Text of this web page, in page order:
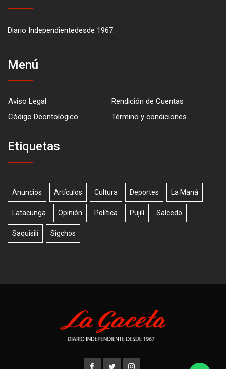
Diario Independientedesde 1967.
Menú
Aviso Legal
Rendición de Cuentas
Código Deontológico
Término y condiciones
Etiquetas
Anuncios Artículos Cultura Deportes La Maná
Latacunga Opinión Política Pujilí Salcedo
Saquisilí Sigchos